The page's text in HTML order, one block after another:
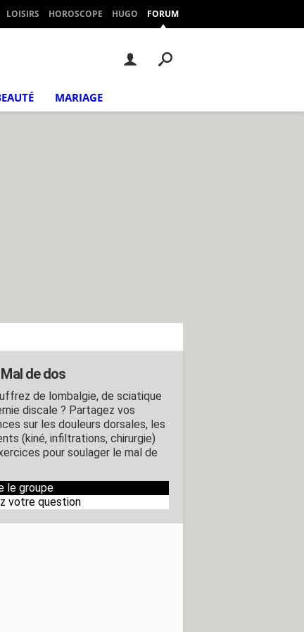
LOISIRS HOROSCOPE HUGO FORUM
MARIAGE
de dos
de lombalgie, de sciatique
discale ? Partagez vos
sur les douleurs dorsales, les
(kiné, infiltrations, chirurgie)
pour soulager le mal de
le groupe
votre question